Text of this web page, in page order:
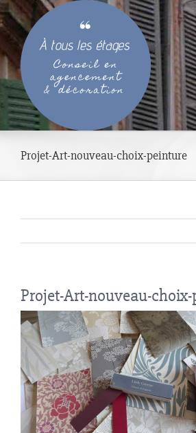
Passer
au
contenu
Projet-Art-nouveau-choix-peinture
Projet-Art-nouveau-